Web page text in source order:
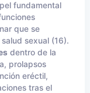
fundamental
que se
sexual (16).
dentro de la
prolapsos
eréctil,
tras el